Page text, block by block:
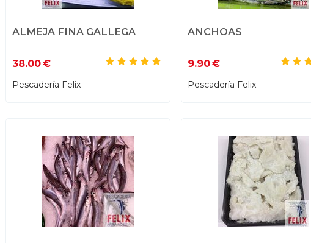
ALMEJA FINA GALLEGA
38.00€
Pescadería Felix
ANCHOAS
9.90€
Pescadería Felix